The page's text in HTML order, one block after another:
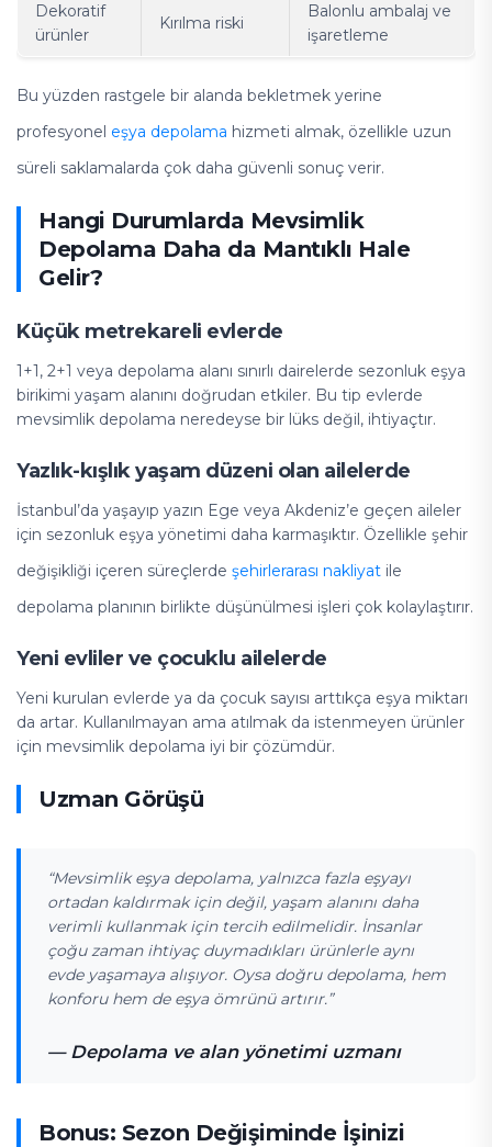
Dekoratif
ürünler
Kırılma riski
Balonlu ambalaj ve
işaretleme
Bu yüzden rastgele bir alanda bekletmek yerine
profesyonel eşya depolama hizmeti almak, özellikle uzun
süreli saklamalarda çok daha güvenli sonuç verir.
Hangi Durumlarda Mevsimlik
Depolama Daha da Mantıklı Hale
Gelir?
Küçük metrekareli evlerde
1+1, 2+1 veya depolama alanı sınırlı dairelerde sezonluk eşya
birikimi yaşam alanını doğrudan etkiler. Bu tip evlerde
mevsimlik depolama neredeyse bir lüks değil, ihtiyaçtır.
Yazlık-kışlık yaşam düzeni olan ailelerde
İstanbul’da yaşayıp yazın Ege veya Akdeniz’e geçen aileler
için sezonluk eşya yönetimi daha karmaşıktır. Özellikle şehir
değişikliği içeren süreçlerde şehirlerarası nakliyat ile
depolama planının birlikte düşünülmesi işleri çok kolaylaştırır.
Yeni evliler ve çocuklu ailelerde
Yeni kurulan evlerde ya da çocuk sayısı arttıkça eşya miktarı
da artar. Kullanılmayan ama atılmak da istenmeyen ürünler
için mevsimlik depolama iyi bir çözümdür.
Uzman Görüşü
“Mevsimlik eşya depolama, yalnızca fazla eşyayı
ortadan kaldırmak için değil, yaşam alanını daha
verimli kullanmak için tercih edilmelidir. İnsanlar
çoğu zaman ihtiyaç duymadıkları ürünlerle aynı
evde yaşamaya alışıyor. Oysa doğru depolama, hem
konforu hem de eşya ömrünü artırır.”
— Depolama ve alan yönetimi uzmanı
Bonus: Sezon Değişiminde İşinizi